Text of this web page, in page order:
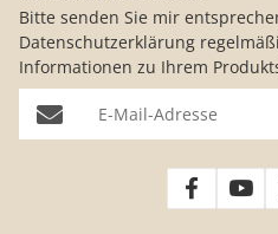
Bitte senden Sie mir
Datenschutzerklärung
Informationen zu Ihrem
E-Mail-Adresse